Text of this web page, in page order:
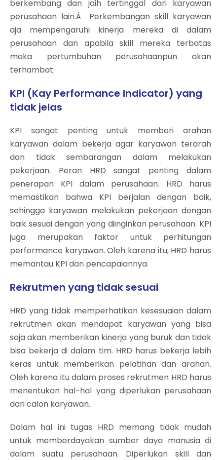
berkembang dan jaih tertinggal dari karyawan
perusahaan lain.Â Perkembangan skill karyawan
aja mempengaruhi kinerja mereka di dalam
perusahaan dan apabila skill mereka terbatas
maka pertumbuhan perusahaanpun akan
terhambat.
KPI (Kay Performance Indicator) yang
tidak jelas
KPI sangat penting untuk memberi arahan
karyawan dalam bekerja agar karyawan terarah
dan tidak sembarangan dalam melakukan
pekerjaan. Peran HRD sangat penting dalam
penerapan KPI dalam perusahaan. HRD harus
memastikan bahwa KPI berjalan dengan baik,
sehingga karyawan melakukan pekerjaan dengan
baik sesuai dengan yang diinginkan perusahaan. KPI
juga merupakan faktor untuk perhitungan
performance karyawan. Oleh karena itu, HRD harus
memantau KPI dan pencapaiannya.
Rekrutmen yang tidak sesuai
HRD yang tidak memperhatikan kesesuaian dalam
rekrutmen akan mendapat karyawan yang bisa
saja akan memberikan kinerja yang buruk dan tidak
bisa bekerja di dalam tim. HRD harus bekerja lebih
keras untuk memberikan pelatihan dan arahan.
Oleh karena itu dalam proses rekrutmen HRD harus
menentukan hal-hal yang diperlukan perusahaan
dari calon karyawan.
Dalam hal ini tugas HRD memang tidak mudah
untuk memberdayakan sumber daya manusia di
dalam suatu perusahaan. Diperlukan skill dan